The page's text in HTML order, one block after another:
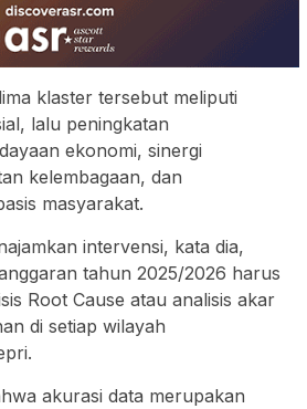
klaster tersebut meliputi
lalu peningkatan
ekonomi, sinergi
kelembagaan, dan
masyarakat.
intervensi, kata dia,
tahun 2025/2026 harus
Root Cause atau analisis akar
di setiap wilayah
akurasi data merupakan